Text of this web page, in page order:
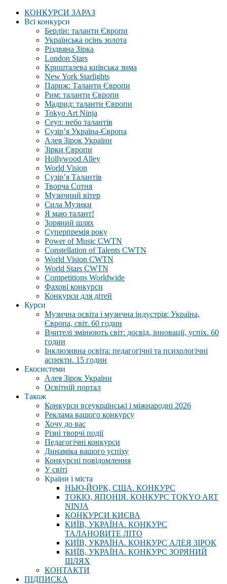
КОНКУРСИ ЗАРАЗ
Всі конкурси
Берлін: таланти Європи
Українська осінь золота
Різдвяна Зірка
London Stars
Кришталева київська зима
New York Starlights
Париж: Таланти Європи
Рим: таланти Європи
Мадрид: таланти Європи
Tokyo Art Ninja
Сеул: небо талантів
Сузір’я Україна-Європа
Алея Зірок України
Зірки Європи
Hollywood Alley
World Vision
Сузір’я Талантів
Творча Сотня
Музичний вітер
Сила Музики
Я маю талант!
Зоряний шлях
Суперпремія року
Power of Music CWTN
Constellation of Talents CWTN
World Vision CWTN
World Stars CWTN
Competitions Worldwide
Фахові конкурси
Конкурси для дітей
Курси
Музична освіта і музична індустрія: Україна,
Європа, світ. 60 годин
Вчителі змінюють світ: досвід, інновації, успіх. 60
годин
Інклюзивна освіта: педагогічні та психологічні
аспекти. 15 годин
Екосистеми
Алея Зірок України
Освітній портал
Також
Конкурси всеукраїнські і міжнародні 2026
Реклама вашого конкурсу
Хочу до вас
Різні творчі події
Педагогічні конкурси
Динаміка вашого успіху
Конкурсні повідомлення
У світі
Країни і міста
НЬЮ-ЙОРК, США. КОНКУРС
ТОКІО, ЯПОНІЯ. КОНКУРС TOKYO ART
NINJA
КОНКУРСИ КИЄВА
КИЇВ, УКРАЇНА. КОНКУРС
ТАЛАНОВИТЕ ЛІТО
КИЇВ, УКРАЇНА. КОНКУРС АЛЕЯ ЗІРОК
КИЇВ, УКРАЇНА. КОНКУРС ЗОРЯНИЙ
ШЛЯХ
КОНТАКТИ
ПІДПИСКА